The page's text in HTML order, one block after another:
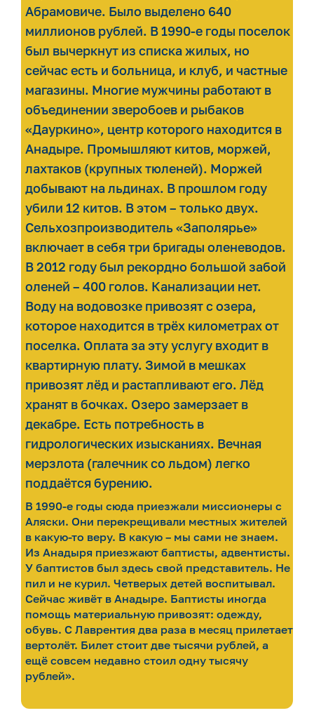
Абрамовиче. Было выделено 640
миллионов рублей. В 1990-е годы поселок
был вычеркнут из списка жилых, но
сейчас есть и больница, и клуб, и частные
магазины. Многие мужчины работают в
объединении зверобоев и рыбаков
«Дауркино», центр которого находится в
Анадыре. Промышляют китов, моржей,
лахтаков (крупных тюленей). Моржей
добывают на льдинах. В прошлом году
убили 12 китов. В этом – только двух.
Сельхозпроизводитель «Заполярье»
включает в себя три бригады оленеводов.
В 2012 году был рекордно большой забой
оленей – 400 голов. Канализации нет.
Воду на водовозке привозят с озера,
которое находится в трёх километрах от
поселка. Оплата за эту услугу входит в
квартирную плату. Зимой в мешках
привозят лёд и растапливают его. Лёд
хранят в бочках. Озеро замерзает в
декабре. Есть потребность в
гидрологических изысканиях. Вечная
мерзлота (галечник со льдом) легко
поддаётся бурению.
В 1990-е годы сюда приезжали миссионеры с
Аляски. Они перекрещивали местных жителей
в какую-то веру. В какую – мы сами не знаем.
Из Анадыря приезжают баптисты, адвентисты.
У баптистов был здесь свой представитель. Не
пил и не курил. Четверых детей воспитывал.
Сейчас живёт в Анадыре. Баптисты иногда
помощь материальную привозят: одежду,
обувь. С Лаврентия два раза в месяц прилетает
вертолёт. Билет стоит две тысячи рублей, а
ещё совсем недавно стоил одну тысячу
рублей».